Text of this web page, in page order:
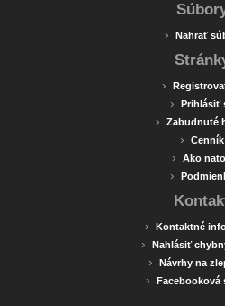
› Nahrať
›
› Prihlásiť
› Zabudnuté
› Cenník
› Ako
›
› Kontaktné
› Nahlásiť
› Návrhy na
› Facebooková